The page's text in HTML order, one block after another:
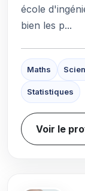
école
bien les p...
Maths
Statistiques
Voir le